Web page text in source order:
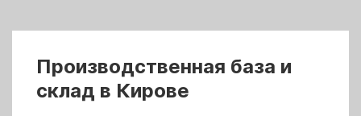
Производственная база и
склад в Кирове